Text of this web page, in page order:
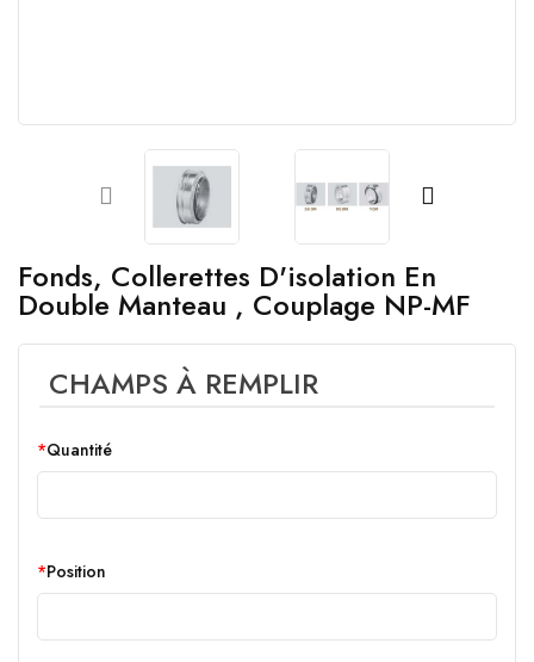
Fonds, Collerettes D'isolation En
Double Manteau , Couplage NP-MF
CHAMPS À REMPLIR
Quantité
Position